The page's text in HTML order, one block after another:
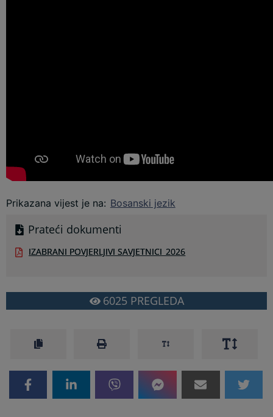
Prikazana vijest je na: Bosanski jezik
Prateći dokumenti
IZABRANI POVJERLJIVI SAVJETNICI_2026
6025 PREGLEDA